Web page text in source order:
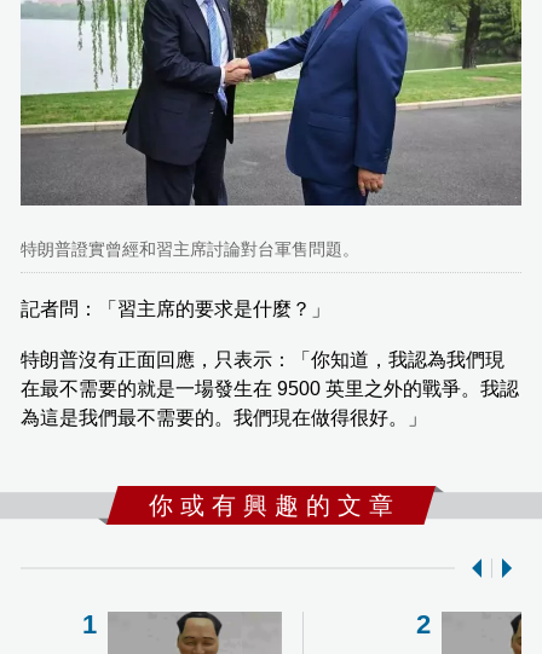
特朗普證實曾經和習主席討論對台軍售問題。
記者問：「習主席的要求是什麼？」
特朗普沒有正面回應，只表示：「你知道，我認為我們現
在最不需要的就是一場發生在 9500 英里之外的戰爭。我認
為這是我們最不需要的。我們現在做得很好。」
你 或 有 興 趣 的 文 章